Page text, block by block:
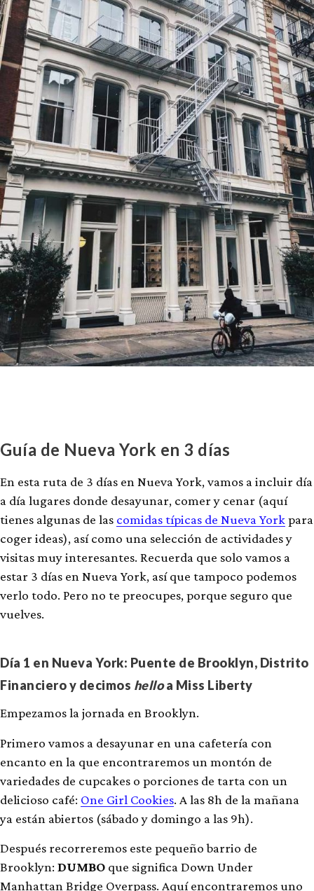
Guía de Nueva York en 3 días
En esta ruta de 3 días en Nueva York, vamos a incluir día
a día lugares donde desayunar, comer y cenar (aquí
tienes algunas de las comidas típicas de Nueva Yorkpara
coger ideas), así como una selección de actividades y
visitas muy interesantes. Recuerda que solo vamos a
estar 3 días en Nueva York, así que tampoco podemos
verlo todo. Pero no te preocupes, porque seguro que
vuelves.
Día 1 en Nueva York: Puente de Brooklyn, Distrito
Financiero y decimos helloa Miss Liberty
Empezamos la jornada en Brooklyn.
Primero vamos a desayunar en una cafetería con
encanto en la que encontraremos un montón de
variedades de cupcakes o porciones de tarta con un
delicioso café: One Girl Cookies. A las 8h de la mañana
ya están abiertos (sábado y domingo a las 9h).
Después recorreremos este pequeño barrio de
Brooklyn: DUMBO que significa Down Under
Manhattan Bridge Overpass. Aquí encontraremos uno